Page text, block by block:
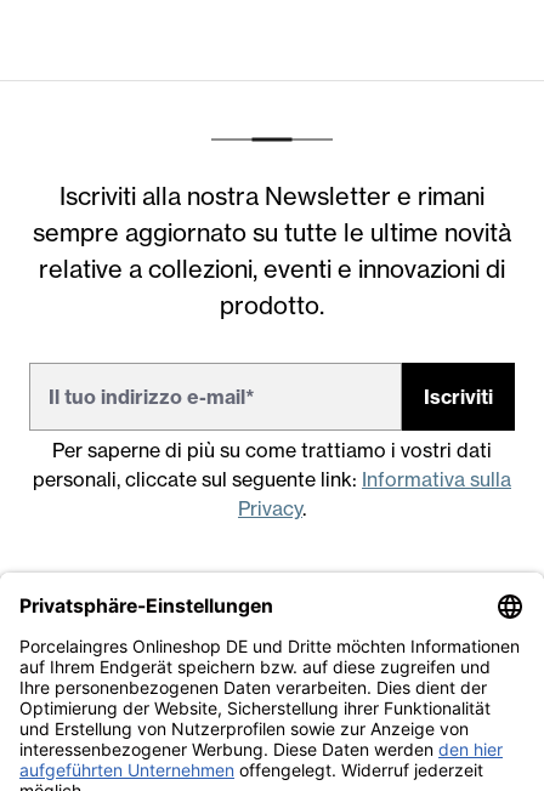
Iscriviti alla nostra Newsletter e rimani
sempre aggiornato su tutte le ultime novità
relative a collezioni, eventi e innovazioni di
prodotto.
Iscriviti
Per saperne di più su come trattiamo i vostri dati
personali, cliccate sul seguente link: Informativa sulla
Privacy.
Note legali
Condizioni generali di vendita
Informativa sulla Privacy
Lavora con noi